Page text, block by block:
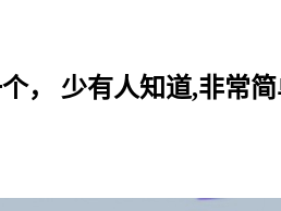
， 少有人知道,非常